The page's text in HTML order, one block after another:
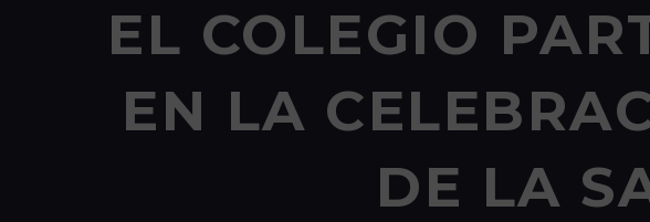
EL COLEGIO
EN LA
DE LA